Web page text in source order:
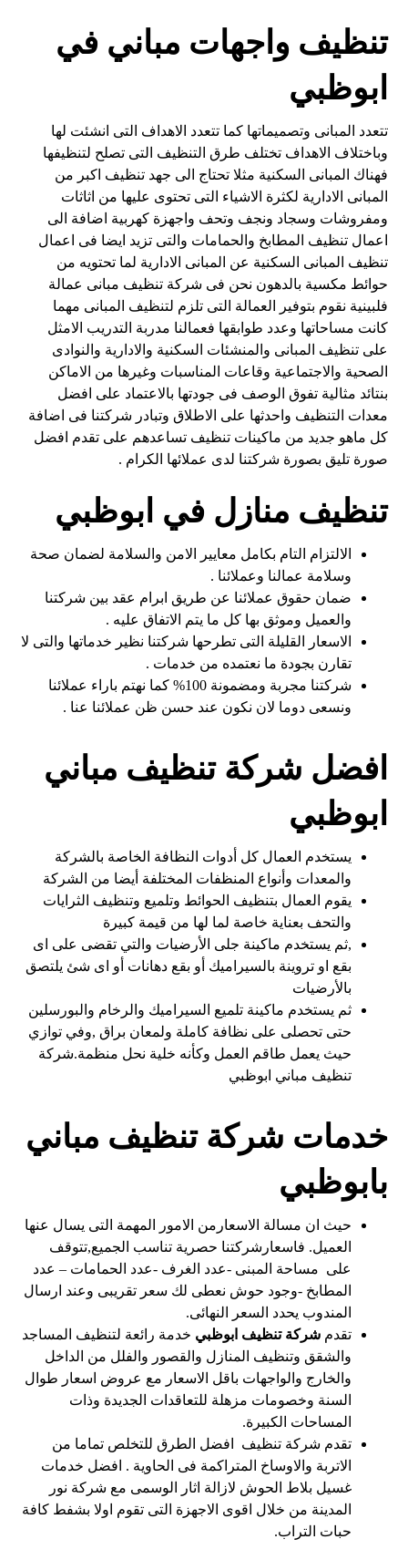
تنظيف واجهات مباني في
ابوظبي
تتعدد المبانى وتصميماتها كما تتعدد الاهداف التى انشئت لها
وباختلاف الاهداف تختلف طرق التنظيف التى تصلح لتنظيفها
فهناك المبانى السكنية مثلا تحتاج الى جهد تنظيف اكبر من
المبانى الادارية لكثرة الاشياء التى تحتوى عليها من اثاثات
ومفروشات وسجاد ونجف وتحف واجهزة كهربية اضافة الى
اعمال تنظيف المطابخ والحمامات والتى تزيد ايضا فى اعمال
تنظيف المبانى السكنية عن المبانى الادارية لما تحتويه من
حوائط مكسية بالدهون نحن فى شركة تنظيف مبانى عمالة
فلبينية نقوم بتوفير العمالة التى تلزم لتنظيف المبانى مهما
كانت مساحاتها وعدد طوابقها فعمالنا مدربة التدريب الامثل
على تنظيف المبانى والمنشئات السكنية والادارية والنوادى
الصحية والاجتماعية وقاعات المناسبات وغيرها من الاماكن
بنتائد مثالية تفوق الوصف فى جودتها بالاعتماد على افضل
معدات التنظيف واحدثها على الاطلاق وتبادر شركتنا فى اضافة
كل ماهو جديد من ماكينات تنظيف تساعدهم على تقدم افضل
صورة تليق بصورة شركتنا لدى عملائها الكرام .
تنظيف منازل في ابوظبي
الالتزام التام بكامل معايير الامن والسلامة لضمان صحة
وسلامة عمالنا وعملائنا .
ضمان حقوق عملائنا عن طريق ابرام عقد بين شركتنا
والعميل وموثق بها كل ما يتم الاتفاق عليه .
الاسعار القليلة التى تطرحها شركتنا نظير خدماتها والتى لا
تقارن بجودة ما نعتمده من خدمات .
شركتنا مجربة ومضمونة 100% كما نهتم باراء عملائنا
ونسعى دوما لان نكون عند حسن ظن عملائنا عنا .
افضل شركة تنظيف مباني
ابوظبي
يستخدم العمال كل أدوات النظافة الخاصة بالشركة
والمعدات وأنواع المنظفات المختلفة أيضا من الشركة
يقوم العمال بتنظيف الحوائط وتلميع وتنظيف الثرايات
والتحف بعناية خاصة لما لها من قيمة كبيرة
,ثم يستخدم ماكينة جلى الأرضيات والتي تقضى على اى
بقع او تروينة بالسيراميك أو بقع دهانات أو اى شئ يلتصق
بالأرضيات
ثم يستخدم ماكينة تلميع السيراميك والرخام والبورسلين
حتى تحصلى على نظافة كاملة ولمعان براق ,وفي توازي
حيث يعمل طاقم العمل وكأنه خلية نحل منظمة.شركة
تنظيف مباني ابوظبي
خدمات شركة تنظيف مباني
بابوظبي
حيث ان مسالة الاسعارمن الامور المهمة التى يسال عنها
العميل. فاسعارشركتنا حصرية تناسب الجميع,تتوقف
على مساحة المبنى -عدد الغرف -عدد الحمامات – عدد
المطابخ -وجود حوش نعطى لك سعر تقريبى وعند ارسال
المندوب يحدد السعر النهائى.
تقدمشركة تنظيف ابوظبي خدمة رائعة لتنظيف المساجد
والشقق وتنظيف المنازل والقصور والفلل من الداخل
والخارج والواجهات باقل الاسعار مع عروض اسعار طوال
السنة وخصومات مزهلة للتعاقدات الجديدة وذات
المساحات الكبيرة.
تقدم شركة تنظيف افضل الطرق للتخلص تماما من
الاتربة والاوساخ المتراكمة فى الحاوية . افضل خدمات
غسيل بلاط الحوش لازالة اثار الوسمى مع شركة نور
المدينة من خلال اقوى الاجهزة التى تقوم اولا بشفط كافة
حبات التراب.